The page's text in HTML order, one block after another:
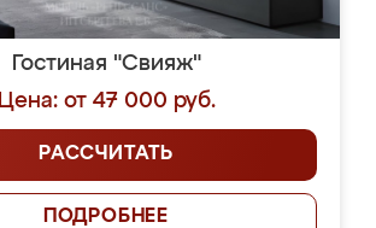
Гостиная "Свияж"
Цена: от 47 000 руб.
РАССЧИТАТЬ
ПОДРОБНЕЕ